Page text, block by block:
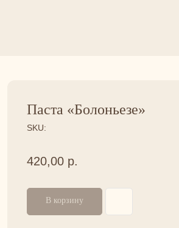
Паста «Болоньезе»
SKU:
420,00 р.
В корзину